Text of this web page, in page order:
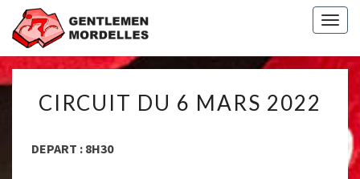
DU
CIRCUIT DU 6 MARS 2022
DEPART : 8H30